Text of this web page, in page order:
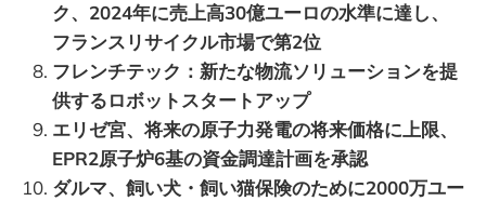
ク、2024年に売上高30億ユーロの水準に達し、
フランスリサイクル市場で第2位
フレンチテック：新たな物流ソリューションを提
供するロボットスタートアップ
エリゼ宮、将来の原子力発電の将来価格に上限、
EPR2原子炉6基の資金調達計画を承認
ダルマ、飼い犬・飼い猫保険のために2000万ユー